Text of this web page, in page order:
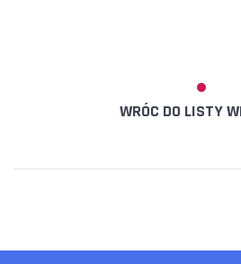
WRÓC DO LISTY